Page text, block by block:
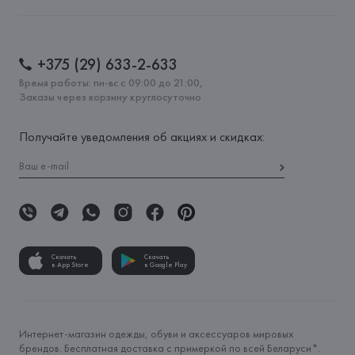
+375 (29) 633-2-633
Время работы: пн-вс с 09:00 до 21:00,
Заказы через корзину круглосуточно
Получайте уведомления об акциях и скидках:
Скачать
в App Store
Скачать
в Google Play
Интернет-магазин одежды, обуви и аксессуаров мировых
брендов. Бесплатная доставка с примеркой по всей Беларуси*.